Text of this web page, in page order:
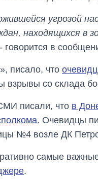
угрозой
находящихся
говорится в
писало, что
взрывы со склада
писали, что в
. Очевидцы
№4 возле ДК
самые
.